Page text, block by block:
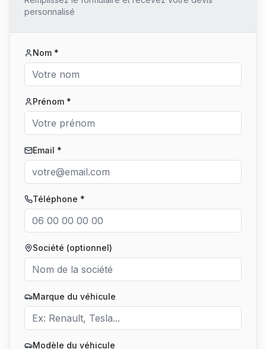
personnalisé
Nom *
Prénom *
Email *
Téléphone *
Société (optionnel)
Marque du véhicule
Modèle du véhicule